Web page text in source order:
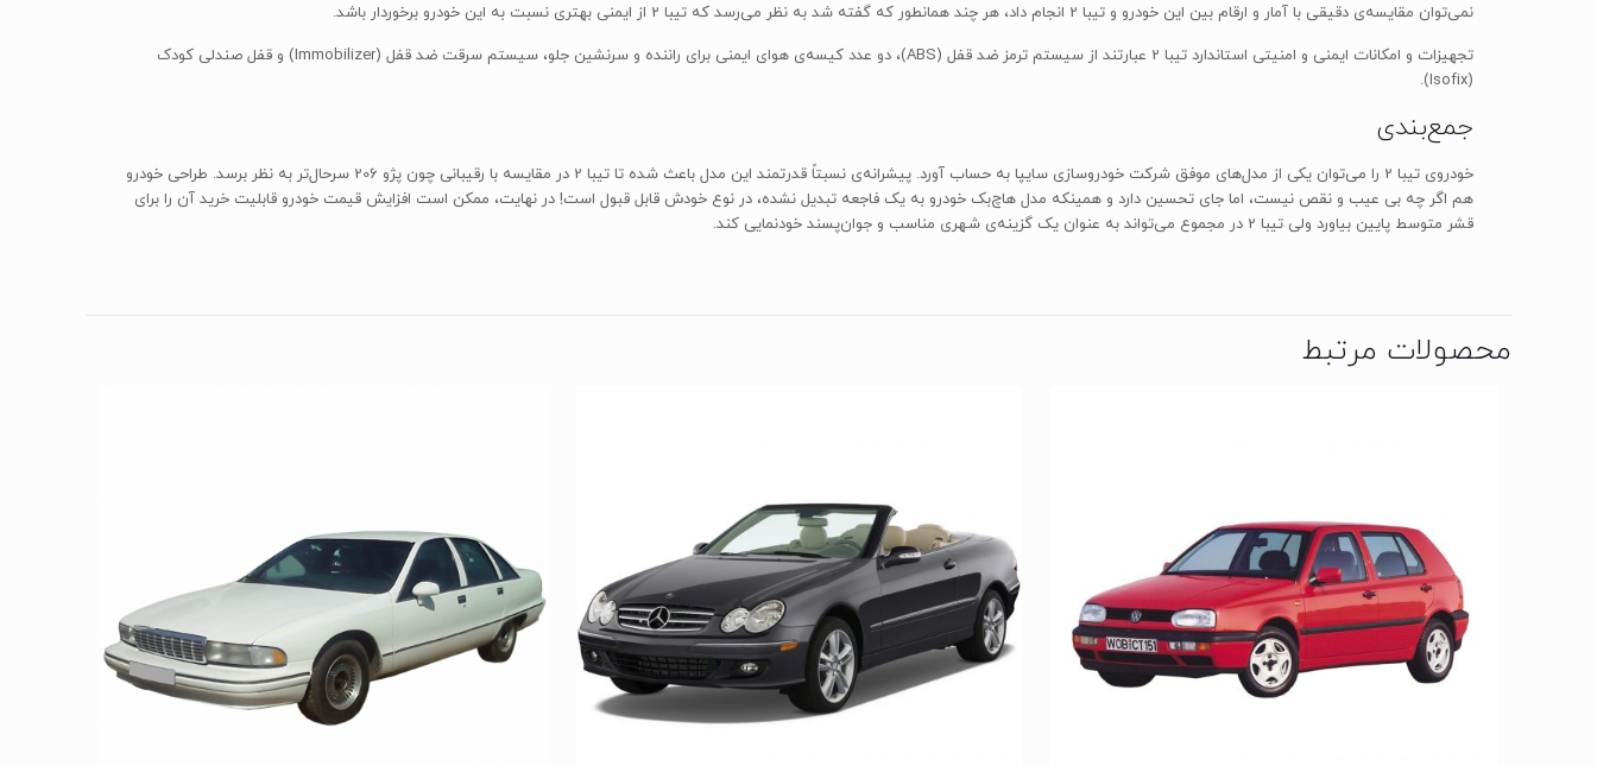
نمی‌توان مقایسه‌ی دقیقی با آمار و ارقام بین این خودرو و تیبا 2 انجام داد، هر چند همانطور که گفته شد به نظر می‌رسد که تیبا 2 از ایمنی بهتری نسبت به این خودرو برخوردار باشد.
تجهیزات و امکانات ایمنی و امنیتی استاندارد تیبا 2 عبارتند از سیستم ترمز ضد قفل (ABS)، دو عدد کیسه‌ی هوای ایمنی برای راننده و سرنشین جلو، سیستم سرقت ضد قفل (Immobilizer) و قفل صندلی کودک
(Isofix).
جمع‌بندی
خودروی تیبا 2 را می‌توان یکی از مدل‌های موفق شرکت خودروسازی سایپا به حساب آورد. پیشرانه‌ی نسبتاً قدرتمند این مدل باعث شده تا تیبا 2 در مقایسه با رقیبانی چون پژو 206 سرحال‌تر به نظر برسد. طراحی خودرو
هم اگر چه بی عیب و نقص نیست، اما جای تحسین دارد و همینکه مدل هاچ‌بک خودرو به یک فاجعه تبدیل نشده، در نوع خودش قابل قبول است! در نهایت، ممکن است افزایش قیمت خودرو قابلیت خرید آن را برای
قشر متوسط پایین بیاورد ولی تیبا 2 در مجموع می‌تواند به عنوان یک گزینه‌ی شهری مناسب و جوان‌پسند خودنمایی کند.
محصولات مرتبط